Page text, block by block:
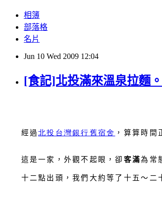
相簿
部落格
名片
Jun 10 Wed 2009 12:04
[食記]北投滿來溫泉拉麵
經過北投台灣銀行舊宿舍 ，算算時
這是一家，外觀不起眼，卻 客滿為常
十二點出頭，我們大約等了十五～二十